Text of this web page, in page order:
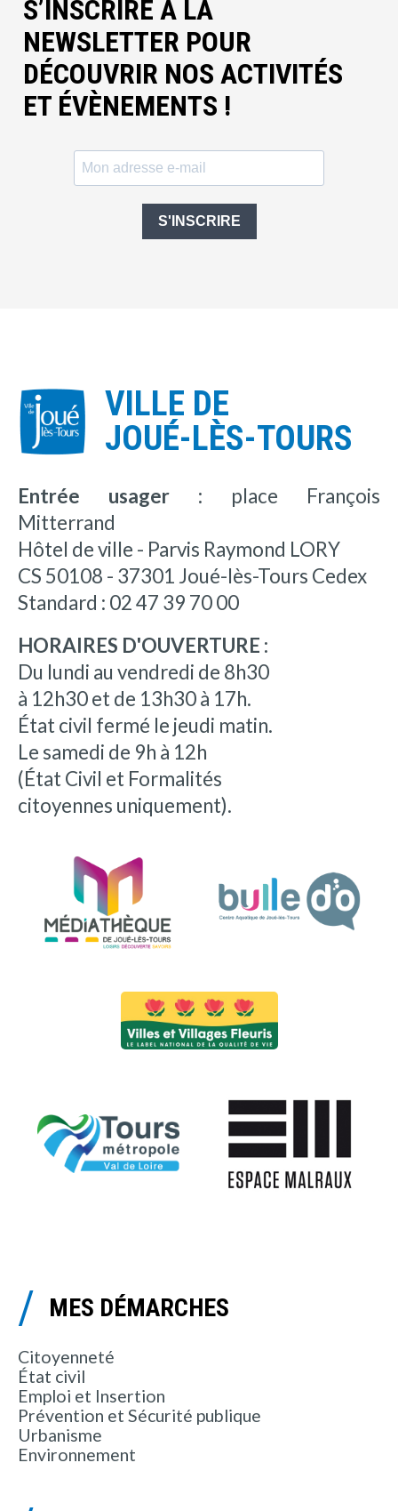
S’INSCRIRE À LA
NEWSLETTER POUR
DÉCOUVRIR NOS ACTIVITÉS
ET ÉVÈNEMENTS !
S'INSCRIRE
VILLE DE
JOUÉ-LÈS-TOURS
Entrée usager : place François
Mitterrand
Hôtel de ville - Parvis Raymond LORY
CS 50108 - 37301 Joué-lès-Tours Cedex
Standard : 02 47 39 70 00
HORAIRES D'OUVERTURE :
Du lundi au vendredi de 8h30
à 12h30 et de 13h30 à 17h.
État civil fermé le jeudi matin.
Le samedi de 9h à 12h
(État Civil et Formalités
citoyennes uniquement).
MES DÉMARCHES
Citoyenneté
État civil
Emploi et Insertion
Prévention et Sécurité publique
Urbanisme
Environnement